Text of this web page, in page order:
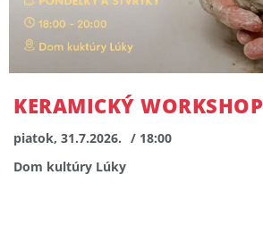
KERAMICKÝ WORKSHOP
piatok, 31.7.2026. / 18:00
Dom kultúry Lúky